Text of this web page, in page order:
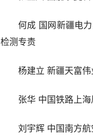
何成 国网新疆电
检测专责
杨建立 新疆天富
张华 中国铁路上
刘宇辉 中国南方